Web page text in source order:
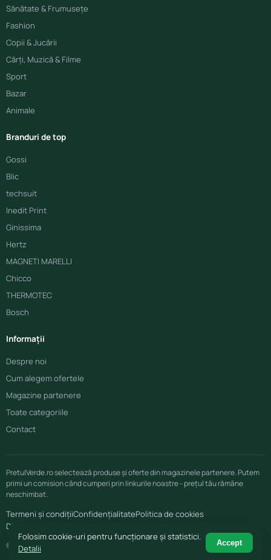
Sănătate & Frumusețe
Fashion
Copii & Jucării
Cărți, Muzică & Filme
Sport
Bazar
Animale
Branduri de top
Gossi
Blic
techsuit
Inedit Print
Ginissima
Hertz
MAGNETI MARELLI
Chicco
THERMOTEC
Bosch
Informații
Despre noi
Cum alegem ofertele
Magazine partenere
Toate categoriile
Contact
PretulVerde.ro selectează produse și oferte din magazinele partenere. Putem
primi un comision când cumperi prin linkurile noastre - prețul tău rămâne
neschimbat.
Termeni și condițiiConfidențialitatePolitica de cookies
Disclaimer afiliere
© 2026 PretulVerde.ro
Folosim cookie-uri pentru funcționare și statistici.
Detalii
Accept